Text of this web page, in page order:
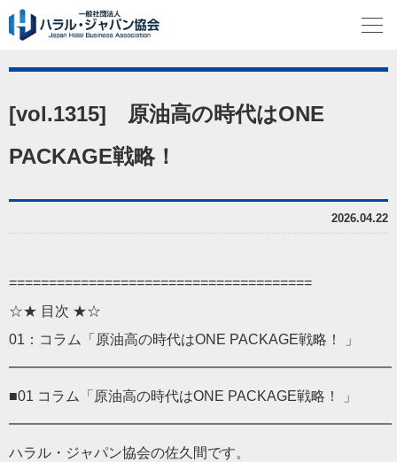
[vol.1315] 原油高の時代はONE
PACKAGE戦略！
2026.04.22
======================================
☆★ 目次 ★☆
01：コラム「原油高の時代はONE PACKAGE戦略！ 」
━━━━━━━━━━━━━━━━━━━━━━━━━━━
■01 コラム「原油高の時代はONE PACKAGE戦略！ 」
━━━━━━━━━━━━━━━━━━━━━━━━━━━
ハラル・ジャパン協会の佐久間です。